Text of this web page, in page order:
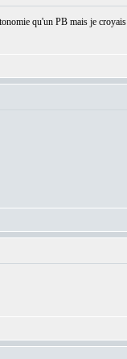
qu'un PB mais je